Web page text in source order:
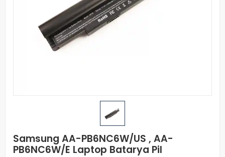
Samsung AA-PB6NC6W/US , AA-
PB6NC6W/E Laptop Batarya Pil